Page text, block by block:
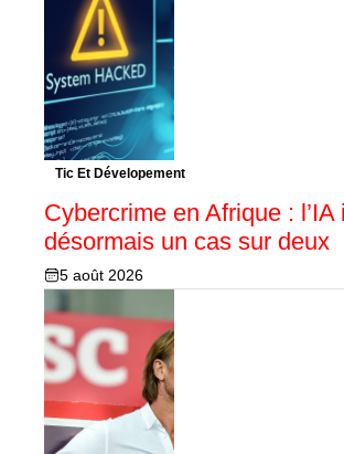
Tic Et Dévelopement
Cybercrime en Afrique : l’IA
désormais un cas sur deux
5 août 2026